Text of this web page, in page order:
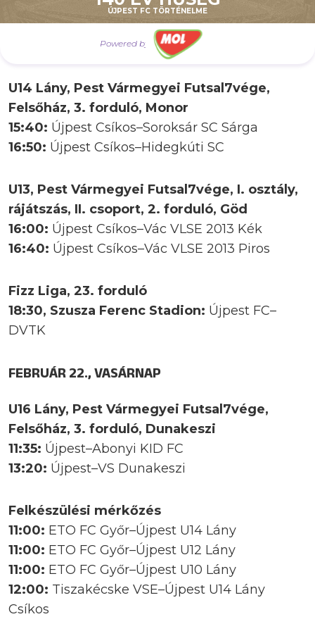
ÚJPEST FC TÖRTÉNELME
Powered by
15:00:
Újpest U12–Újpest U14
16:10:Újpest U12–Gödi SE
Újpest U14–MKFC Szigetszentmiklós
U14 Lány, Pest Vármegyei Futsal7vége,
Felsőház, 3. forduló, Monor
15:40: Újpest Csíkos–Soroksár SC Sárga
16:50: Újpest Csíkos–Hidegkúti SC
U13, Pest Vármegyei Futsal7vége, I. osztály,
rájátszás, II. csoport, 2. forduló, Göd
16:00: Újpest Csíkos–Vác VLSE 2013 Kék
16:40: Újpest Csíkos–Vác VLSE 2013 Piros
Fizz Liga, 23. forduló
18:30, Szusza Ferenc Stadion: Újpest FC–
DVTK
FEBRUÁR 22., VASÁRNAP
U16 Lány, Pest Vármegyei Futsal7vége,
Felsőház, 3. forduló, Dunakeszi
11:35: Újpest–Abonyi KID FC
13:20: Újpest–VS Dunakeszi
Felkészülési mérkőzés
11:00: ETO FC Győr–Újpest U14 Lány
11:00: ETO FC Győr–Újpest U12 Lány
11:00: ETO FC Győr–Újpest U10 Lány
12:00: Tiszakécske VSE–Újpest U14 Lány
Csíkos